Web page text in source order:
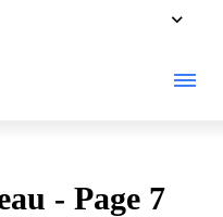
- Page 7